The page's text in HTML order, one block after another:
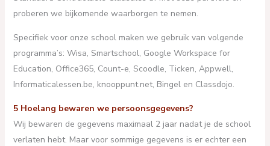
proberen we bijkomende waarborgen te nemen.
Specifiek voor onze school maken we gebruik van volgende
programma’s: Wisa, Smartschool, Google Workspace for
Education, Office365, Count-e, Scoodle, Ticken, Appwell,
Informaticalessen.be, knooppunt.net, Bingel en Classdojo.
5 Hoelang bewaren we persoonsgegevens?
Wij bewaren de gegevens maximaal 2 jaar nadat je de school
verlaten hebt. Maar voor sommige gegevens is er echter een